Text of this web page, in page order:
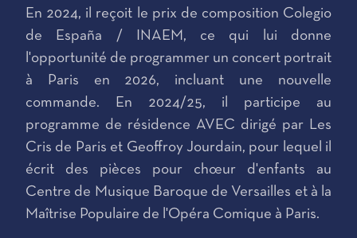
En 2024, il reçoit le prix de composition Colegio
de España / INAEM, ce qui lui donne
l'opportunité de programmer un concert portrait
à Paris en 2026, incluant une nouvelle
commande. En 2024/25, il participe au
programme de résidence AVEC dirigé par Les
Cris de Paris et Geoffroy Jourdain, pour lequel il
écrit des pièces pour chœur d'enfants au
Centre de Musique Baroque de Versailles et à la
Maîtrise Populaire de l'Opéra Comique à Paris.